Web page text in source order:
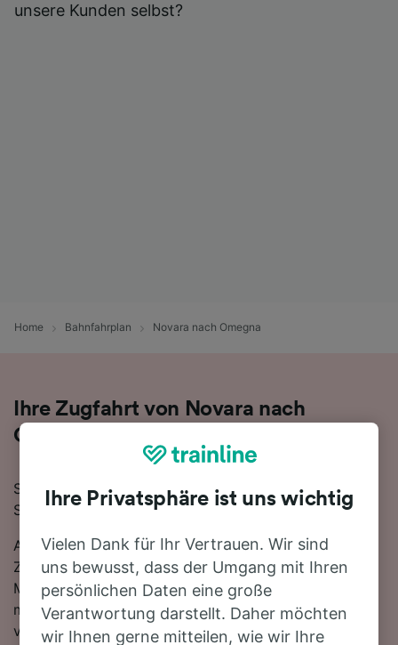
unsere Kunden selbst?
Home Bahnfahrplan Novara nach Omegna
Ihre Zugfahrt von Novara nach
Omegna
Sie planen eine Zugfahrt von Novara nach Omegna?
Starten Sie jetzt Ihre Suche!
Auf der 50 km langen Strecke fahren in der Regel 11
Züge, die schnellste Reisezeit beträgt dabei 58
Minuten. Einfach zurücklehnen und stressfrei reisen -
mit den direkten Verbindungen, die auf dieser Route
verfügbar sind, ist kein Umstieg nötig. Nutzen Sie
Ihre Privatsphäre ist uns wichtig
Vielen Dank für Ihr Vertrauen. Wir sind
uns bewusst, dass der Umgang mit Ihren
persönlichen Daten eine große
Verantwortung darstellt. Daher möchten
wir Ihnen gerne mitteilen, wie wir Ihre